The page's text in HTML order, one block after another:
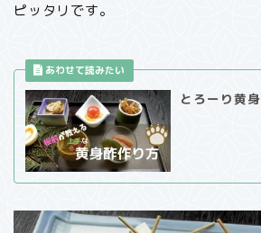
ピッタリです。
とろーり黄